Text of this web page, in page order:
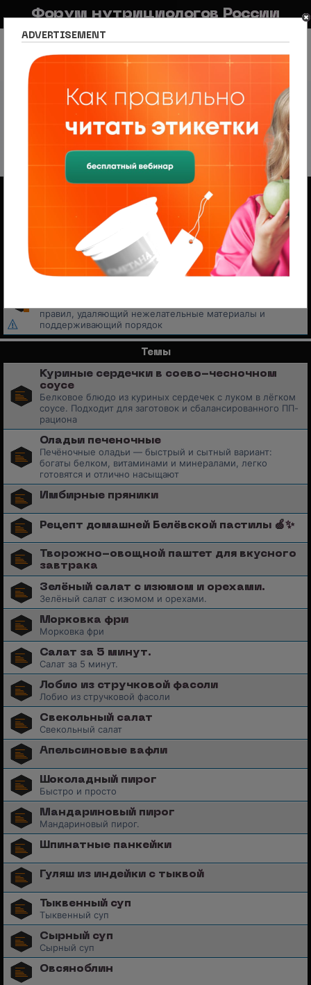
Форум нутрициологов России
FAQ Правила
Раздел для потребителей
Рецепты от Нутрициолога
155 тем 1 2 3 След.
Объявления
Менеджер по продажам (B2B/B2C) в НЦПС
— Удаленно, от 110 000 ₽
Ищем менеджера по продажам в лицензированный
учебный центр нутрициологии. Удаленная работа,
свободный график, оплата 20%
На форуме проводится набор
правил, удаляющий нежелательные материалы и
поддерживающий порядок
Темы
Куриные сердечки в соево-чесночном
соусе
Белковое блюдо из куриных сердечек с луком в лёгком
соусе. Подходит для заготовок и сбалансированного ПП-
рациона
Оладьи печеночные
Печёночные оладьи — быстрый и сытный вариант:
богаты белком, витаминами и минералами, легко
готовятся и отлично насыщают
Имбирные пряники
Рецепт домашней Белёвской пастилы 🍏✨
Творожно-овощной паштет для вкусного
завтрака
Зелёный салат с изюмом и орехами.
Зелёный салат с изюмом и орехами.
Морковка фри
Морковка фри
Салат за 5 минут.
Салат за 5 минут.
Лобио из стручковой фасоли
Лобио из стручковой фасоли
Свекольный салат
Свекольный салат
Апельсиновые вафли
Шоколадный пирог
Быстро и просто
Мандариновый пирог
Мандариновый пирог.
Шпинатные панкейки
Гуляш из индейки с тыквой
Тыквенный суп
Тыквенный суп
Сырный суп
Сырный суп
Овсяноблин
ADVERTISEMENT